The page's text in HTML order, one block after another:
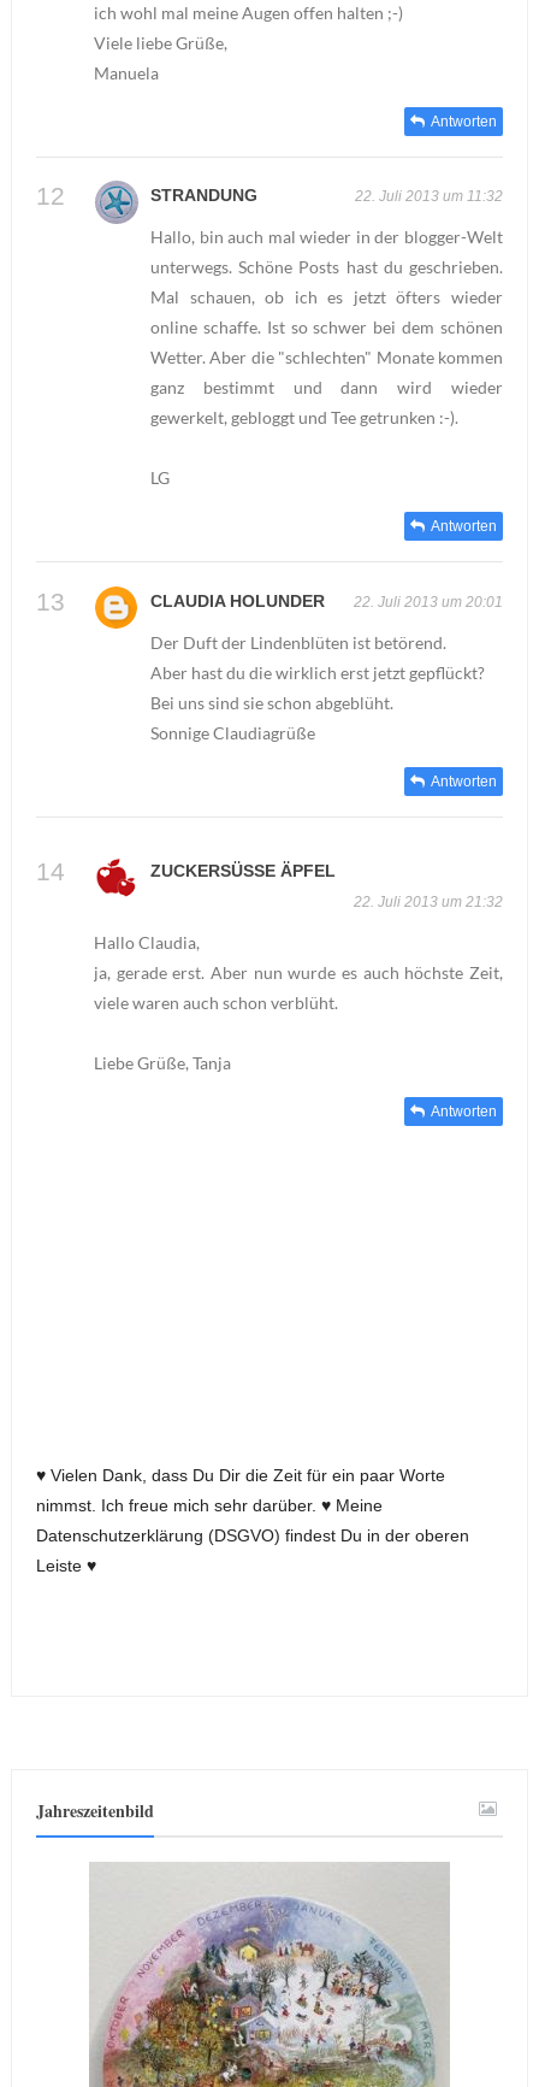
ich wohl mal meine Augen offen halten ;-)
Viele liebe Grüße,
Manuela
Antworten
STRANDUNG 22. Juli 2013 um 11:32
Hallo, bin auch mal wieder in der blogger-Welt
unterwegs. Schöne Posts hast du geschrieben.
Mal schauen, ob ich es jetzt öfters wieder
online schaffe. Ist so schwer bei dem schönen
Wetter. Aber die "schlechten" Monate kommen
ganz bestimmt und dann wird wieder
gewerkelt, gebloggt und Tee getrunken :-).
LG
Antworten
CLAUDIA HOLUNDER 22. Juli 2013 um 20:01
Der Duft der Lindenblüten ist betörend.
Aber hast du die wirklich erst jetzt gepflückt?
Bei uns sind sie schon abgeblüht.
Sonnige Claudiagrüße
Antworten
ZUCKERSÜSSE ÄPFEL
22. Juli 2013 um 21:32
Hallo Claudia,
ja, gerade erst. Aber nun wurde es auch höchste Zeit,
viele waren auch schon verblüht.
Liebe Grüße, Tanja
Antworten
♥ Vielen Dank, dass Du Dir die Zeit für ein paar Worte
nimmst. Ich freue mich sehr darüber. ♥ Meine
Datenschutzerklärung (DSGVO) findest Du in der oberen
Leiste ♥
Jahreszeitenbild